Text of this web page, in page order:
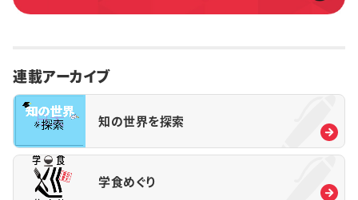
連載アーカイブ
知の世界を探索
学食めぐり